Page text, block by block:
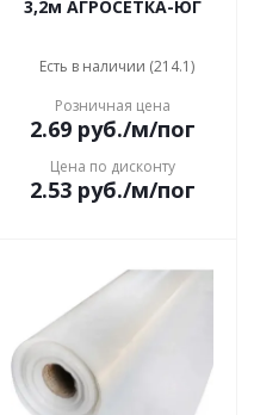
3,2м АГРОСЕТКА-ЮГ
Есть в наличии (214.1)
Розничная цена
2.69руб./м/пог
Цена по дисконту
2.53руб./м/пог